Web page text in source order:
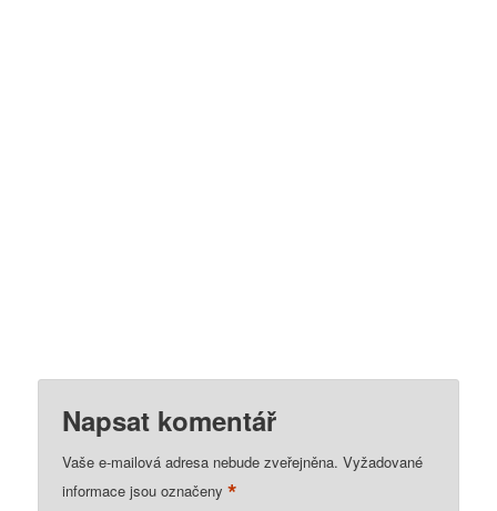
Napsat komentář
Vaše e-mailová adresa nebude zveřejněna. Vyžadované
informace jsou označeny*